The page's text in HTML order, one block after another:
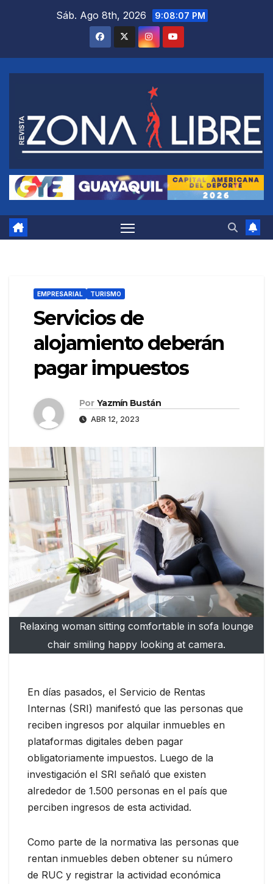
Sáb. Ago 8th, 2026 9:08:08 PM
EMPRESARIAL TURISMO
Servicios de
alojamiento deberán
pagar impuestos
Por Yazmín Bustán
ABR 12, 2023
Relaxing woman sitting comfortable in sofa lounge
chair smiling happy looking at camera.
En días pasados, el Servicio de Rentas
Internas (SRI) manifestó que las personas que
reciben ingresos por alquilar inmuebles en
plataformas digitales deben pagar
obligatoriamente impuestos. Luego de la
investigación el SRI señaló que existen
alrededor de 1.500 personas en el país que
perciben ingresos de esta actividad.
Como parte de la normativa las personas que
rentan inmuebles deben obtener su número
de RUC y registrar la actividad económica